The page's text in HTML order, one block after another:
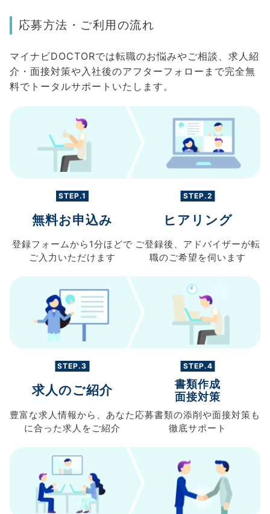
応募方法・ご利用の流れ
マイナビDOCTORでは転職のお悩みやご相談、求人紹
介・面接対策や入社後のアフターフォローまで完全無
料でトータルサポートいたします。
STEP.1
無料お申込み
登録フォームから 1分ほどで
ご入力 いただけます
STEP.2
ヒアリング
ご登録後、 アドバイザーが転
職のご希望を伺います
STEP.3
求人のご紹介
豊富な求人情報から、 あなた
に合った求人を ご紹介
STEP.4
書類作成
面接対策
応募書類の添削や面接対策も
徹底サポート